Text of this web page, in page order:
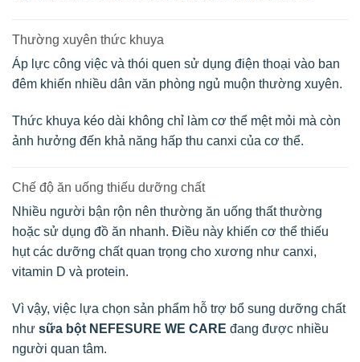
Thường xuyên thức khuya
Áp lực công việc và thói quen sử dụng điện thoại vào ban
đêm khiến nhiều dân văn phòng ngủ muộn thường xuyên.
Thức khuya kéo dài không chỉ làm cơ thể mệt mỏi mà còn
ảnh hưởng đến khả năng hấp thu canxi của cơ thể.
Chế độ ăn uống thiếu dưỡng chất
Nhiều người bận rộn nên thường ăn uống thất thường
hoặc sử dụng đồ ăn nhanh. Điều này khiến cơ thể thiếu
hụt các dưỡng chất quan trọng cho xương như canxi,
vitamin D và protein.
Vì vậy, việc lựa chọn sản phẩm hỗ trợ bổ sung dưỡng chất
như sữa bột NEFESURE WE CARE đang được nhiều
người quan tâm.